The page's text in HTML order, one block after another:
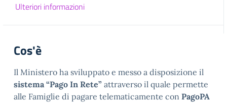
Ulteriori informazioni
Cos'è
Il Ministero ha sviluppato e messo a disposizione il
sistema “Pago In Rete” attraverso il quale permette
alle Famiglie di pagare telematicamente con PagoPA